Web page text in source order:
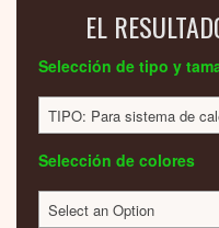
EL
Selección de tipo y
Selección de colores
Select an Option